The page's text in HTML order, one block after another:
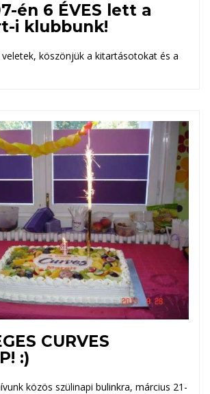
én 6 ÉVES lett a
i klubbunk!
veletek, köszönjük a kitartásotokat és a
CURVES
:)
közös szülinapi bulinkra, március 21-